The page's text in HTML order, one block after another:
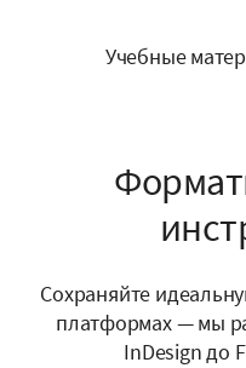
Учебные
Сохраняйте
платформах — мы
InDesign до